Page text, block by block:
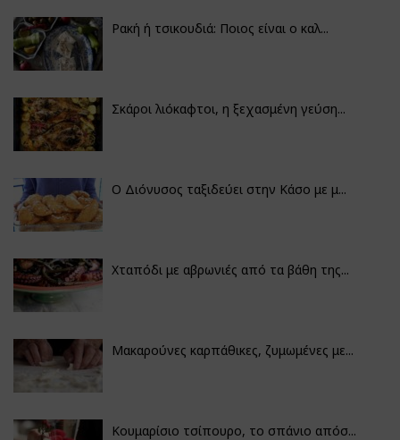
Ρακή ή τσικουδιά: Ποιος είναι ο καλ...
Σκάροι λιόκαφτοι, η ξεχασμένη γεύση...
Ο Διόνυσος ταξιδεύει στην Κάσο με μ...
Χταπόδι με αβρωνιές από τα βάθη της...
Μακαρούνες καρπάθικες, ζυμωμένες με...
Κουμαρίσιο τσίπουρο, το σπάνιο απόσ...